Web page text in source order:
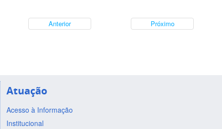
Anterior Próximo
Atuação
Acesso à Informação
Institucional